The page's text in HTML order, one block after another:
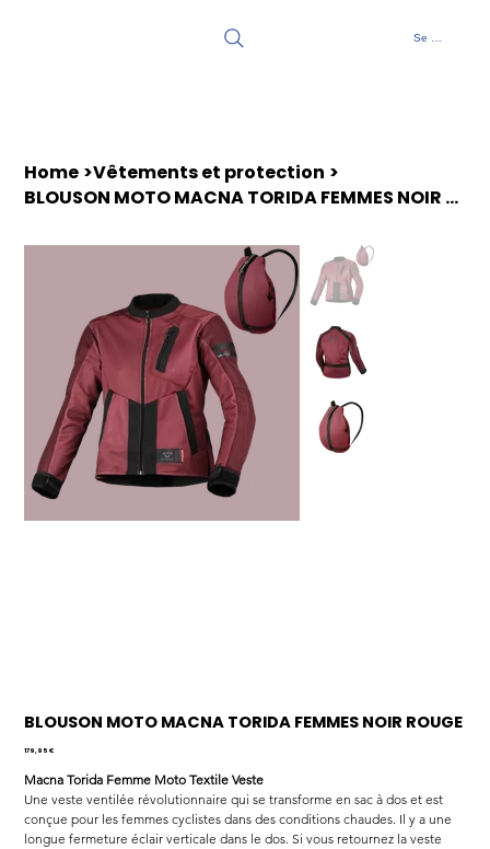
Se connecter
Home >Vêtements et protection >
BLOUSON MOTO MACNA TORIDA FEMMES NOIR ROUGE
BLOUSON MOTO MACNA TORIDA FEMMES NOIR ROUGE
Prix
179,95 €
Macna Torida Femme Moto Textile Veste
Une veste ventilée révolutionnaire qui se transforme en sac à dos et est
conçue pour les femmes cyclistes dans des conditions chaudes. Il y a une
longue fermeture éclair verticale dans le dos. Si vous retournez la veste